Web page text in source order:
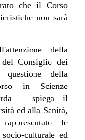
che il Corso
non sarà
della
del Consiglio dei
della
in Scienze
– spiega il
ed alla Sanità,
le
culturale ed